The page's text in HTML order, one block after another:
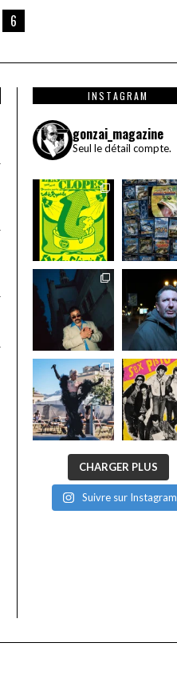
6
INSTAGRAM
gonzai_magazine
Seul le détail compte.
CHARGER PLUS
Suivre sur Instagram